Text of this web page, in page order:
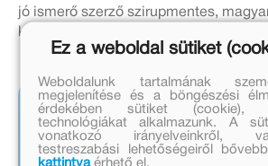
jó ismerő szerző szirupmentes,
között játszódó történetét.
Ez a weboldal sütiket
Weboldalunk tartalmának
megjelenítése és a böngészési
érdekében sütiket (cookie),
technológiákat alkalmazunk. A
vonatkozó irányelveinkről,
testreszabási lehetőségeiről
kattintvaérhető el.